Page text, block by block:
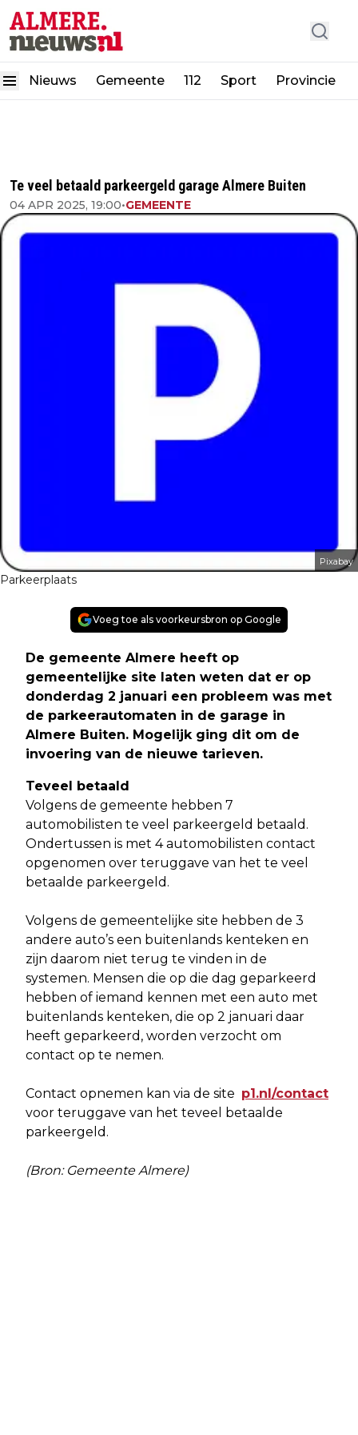
Nieuws Gemeente 112 Sport Provincie
Te veel betaald parkeergeld garage Almere Buiten
04 APR 2025, 19:00•GEMEENTE
Pixabay
Parkeerplaats
Voeg toe als voorkeursbron op Google
De gemeente Almere heeft op
gemeentelijke site laten weten dat er op
donderdag 2 januari een probleem was met
de parkeerautomaten in de garage in
Almere Buiten. Mogelijk ging dit om de
invoering van de nieuwe tarieven.
Teveel betaald
Volgens de gemeente hebben 7
automobilisten te veel parkeergeld betaald.
Ondertussen is met 4 automobilisten contact
opgenomen over teruggave van het te veel
betaalde parkeergeld.
Volgens de gemeentelijke site hebben de 3
andere auto’s een buitenlands kenteken en
zijn daarom niet terug te vinden in de
systemen. Mensen die op die dag geparkeerd
hebben of iemand kennen met een auto met
buitenlands kenteken, die op 2 januari daar
heeft geparkeerd, worden verzocht om
contact op te nemen.
Contact opnemen kan via de site p1.nl/contact
voor teruggave van het teveel betaalde
parkeergeld.
(Bron: Gemeente Almere)